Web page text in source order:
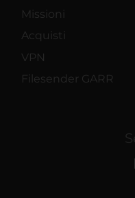
Missioni
Acquisti
VPN
Filesender GARR